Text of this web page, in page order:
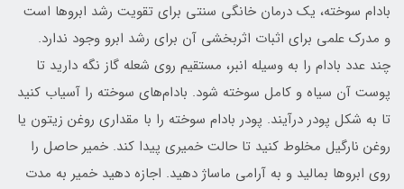
بادام سوخته، یک درمان خانگی سنتی برای تقویت رشد ابروها است
و مدرک علمی برای اثبات اثربخشی آن برای رشد ابرو وجود ندارد.
چند عدد بادام را به وسیله انبر، مستقیم روی شعله گاز نگه دارید تا
پوست آن سیاه و کامل سوخته شود. بادام‌های سوخته را آسیاب کنید
تا به شکل پودر درآیند. پودر بادام سوخته را با مقداری روغن زیتون یا
روغن نارگیل مخلوط کنید تا حالت خمیری پیدا کند. خمیر حاصل را
روی ابروها بمالید و به آرامی ماساژ دهید. اجازه دهید خمیر به مدت